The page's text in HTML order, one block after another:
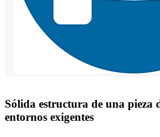
Sólida estructura de una pieza
entornos exigentes